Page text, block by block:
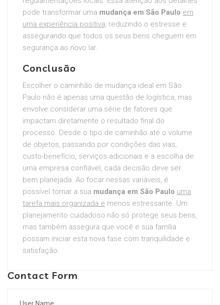
pode transformar uma mudança em São Paulo em
uma experiência positiva, reduzindo o estresse e
assegurando que todos os seus bens cheguem em
segurança ao novo lar.
Conclusão
Escolher o caminhão de mudança ideal em São
Paulo não é apenas uma questão de logística, mas
envolve considerar uma série de fatores que
impactam diretamente o resultado final do
processo. Desde o tipo de caminhão até o volume
de objetos, passando por condições das vias,
custo-benefício, serviços adicionais e a escolha de
uma empresa confiável, cada decisão deve ser
bem planejada. Ao focar nessas variáveis, é
possível tornar a sua mudança em São Paulo uma
tarefa mais organizada e menos estressante. Um
planejamento cuidadoso não só protege seus bens,
mas também assegura que você e sua família
possam iniciar esta nova fase com tranquilidade e
satisfação.
Contact Form